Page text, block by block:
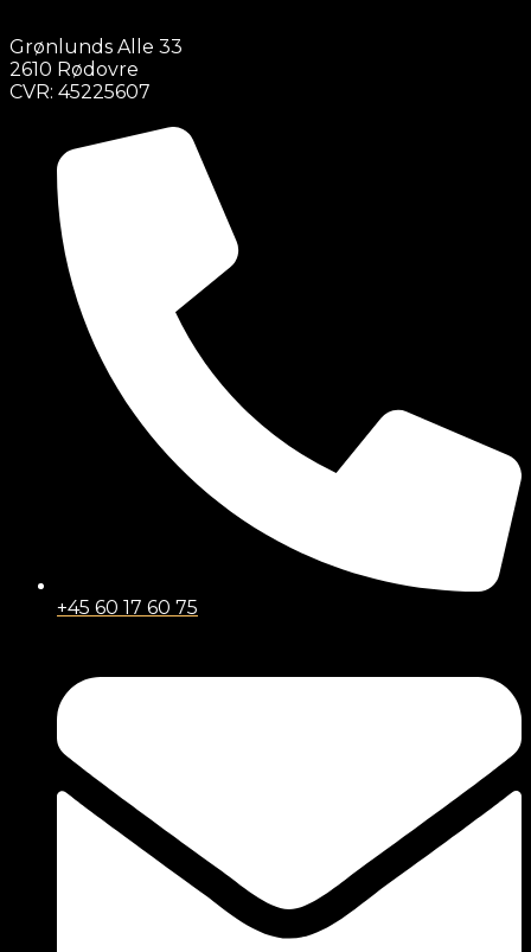
Grønlunds Alle 33
2610 Rødovre
CVR: 45225607
+45 60 17 60 75